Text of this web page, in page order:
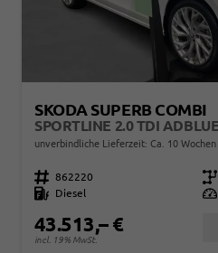
SKODA SUPERB COMBI
unverbindliche Lieferzeit: Ca. 10 Wochen
Fahrzeugnr. 862220 Getriebe
Kraftstoff
Diesel Leistung
43.513,– €
incl. 19% MwSt.